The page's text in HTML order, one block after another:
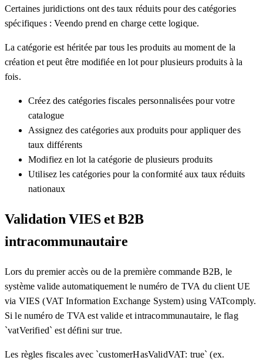
Certaines juridictions ont des taux réduits pour des catégories
spécifiques : Veendo prend en charge cette logique.
La catégorie est héritée par tous les produits au moment de la
création et peut être modifiée en lot pour plusieurs produits à la
fois.
Créez des catégories fiscales personnalisées pour votre
catalogue
Assignez des catégories aux produits pour appliquer des
taux différents
Modifiez en lot la catégorie de plusieurs produits
Utilisez les catégories pour la conformité aux taux réduits
nationaux
Validation VIES et B2B
intracommunautaire
Lors du premier accès ou de la première commande B2B, le
système valide automatiquement le numéro de TVA du client UE
via VIES (VAT Information Exchange System) using VATcomply.
Si le numéro de TVA est valide et intracommunautaire, le flag
`vatVerified` est défini sur true.
Les règles fiscales avec `customerHasValidVAT: true` (ex.